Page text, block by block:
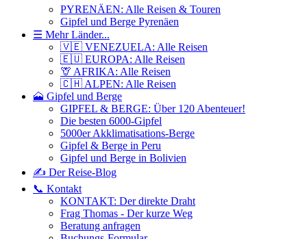
PYRENÄEN: Alle Reisen & Touren
Gipfel und Berge Pyrenäen
☰ Mehr Länder...
🇻🇪 VENEZUELA: Alle Reisen
🇪🇺 EUROPA: Alle Reisen
🦒 AFRIKA: Alle Reisen
🇨🇭 ALPEN: Alle Reisen
🗻 Gipfel und Berge
GIPFEL & BERGE: Über 120 Abenteuer!
Die besten 6000-Gipfel
5000er Akklimatisations-Berge
Gipfel & Berge in Peru
Gipfel und Berge in Bolivien
✍️ Der Reise-Blog
📞 Kontakt
KONTAKT: Der direkte Draht
Frag Thomas - Der kurze Weg
Beratung anfragen